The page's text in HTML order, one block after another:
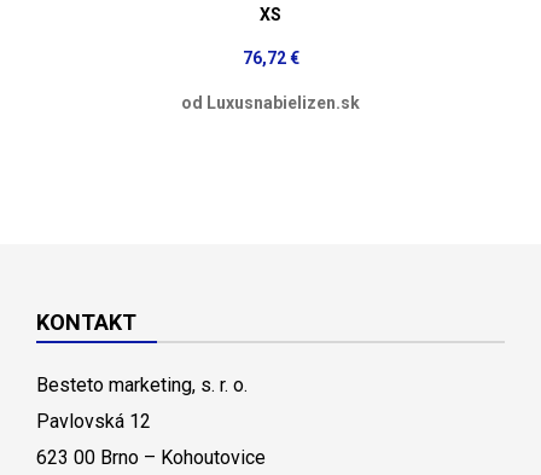
XS
76,72 €
od Luxusnabielizen.sk
KONTAKT
Besteto marketing, s. r. o.
Pavlovská 12
623 00 Brno – Kohoutovice